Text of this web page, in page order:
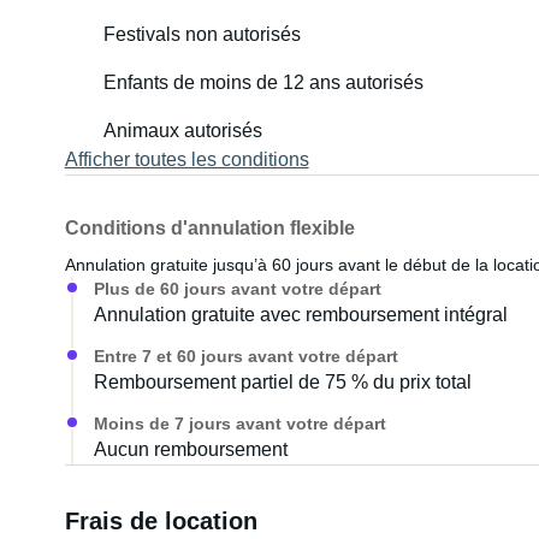
Festivals non autorisés
Enfants de moins de 12 ans autorisés
Animaux autorisés
Afficher toutes les conditions
Conditions d'annulation flexible
Annulation gratuite jusqu’à 60 jours avant le début de la
Plus de 60 jours avant votre départ
Annulation gratuite avec remboursement intégral
Entre 7 et 60 jours avant votre départ
Remboursement partiel de 75 % du prix total
Moins de 7 jours avant votre départ
Aucun remboursement
Frais de location